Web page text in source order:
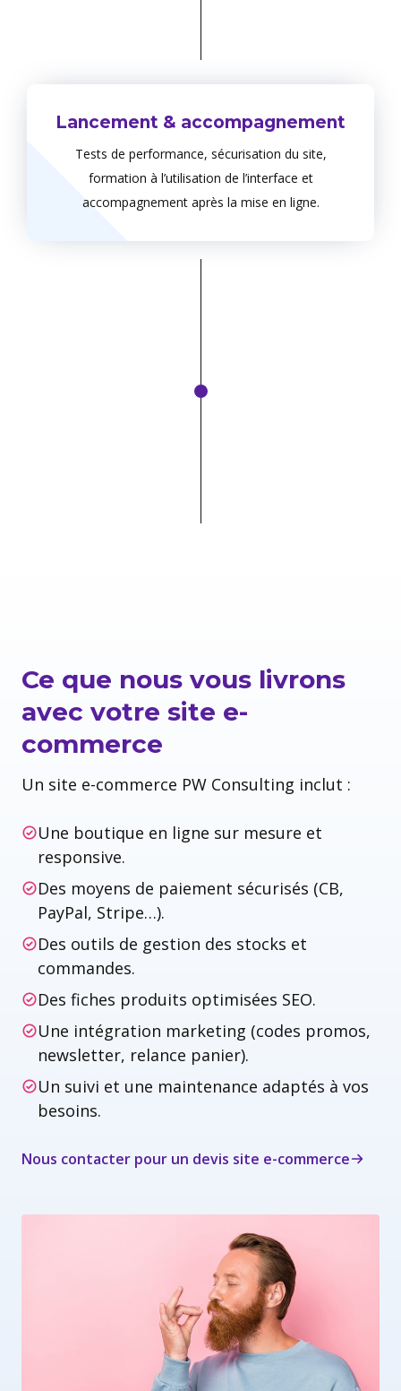
Lancement & accompagnement
Tests de performance, sécurisation du site,
formation à l’utilisation de l’interface et
accompagnement après la mise en ligne.
Ce que nous vous livrons
avec votre site e-
commerce
Un site e-commerce PW Consulting inclut :
Une boutique en ligne sur mesure et
responsive.
Des moyens de paiement sécurisés (CB,
PayPal, Stripe…).
Des outils de gestion des stocks et
commandes.
Des fiches produits optimisées SEO.
Une intégration marketing (codes promos,
newsletter, relance panier).
Un suivi et une maintenance adaptés à vos
besoins.
Nous contacter pour un devis site e-commerce